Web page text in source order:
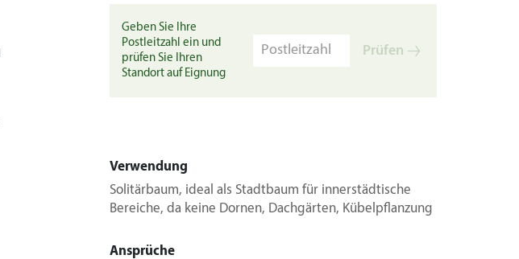
Geben Sie Ihre
Postleitzahl ein und
prüfen Sie Ihren
Standort auf Eignung
Prüfen
Verwendung
Solitärbaum, ideal als Stadtbaum für innerstädtische
Bereiche, da keine Dornen, Dachgärten, Kübelpflanzung
Ansprüche